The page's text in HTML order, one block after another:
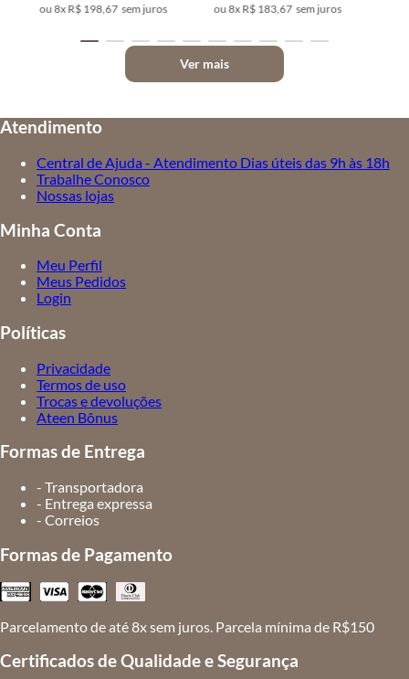
8x R$ 198,67 sem juros 8x R$ 183,67 sem juros
Ver mais
Atendimento
Central de Ajuda - Atendimento Dias úteis das 9h às 18h
Trabalhe Conosco
Nossas lojas
Minha Conta
Meu Perfil
Meus Pedidos
Login
Políticas
Privacidade
Termos de uso
Trocas e devoluções
Ateen Bônus
Formas de Entrega
- Transportadora
- Entrega expressa
- Correios
Formas de Pagamento
Parcelamento de até 8x sem juros. Parcela mínima de R$150
Certificados de Qualidade e Segurança